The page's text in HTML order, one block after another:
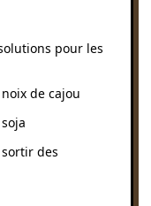
pour les
de cajou
des